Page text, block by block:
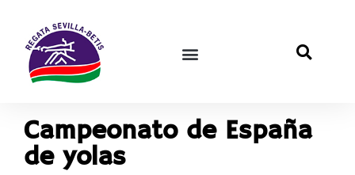
Campeonato de España
de yolas